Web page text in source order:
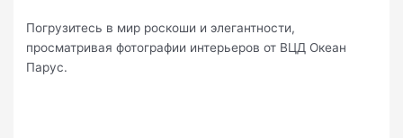
Погрузитесь в мир роскоши и элегантности,
просматривая фотографии интерьеров от ВЦД Океан
Парус.